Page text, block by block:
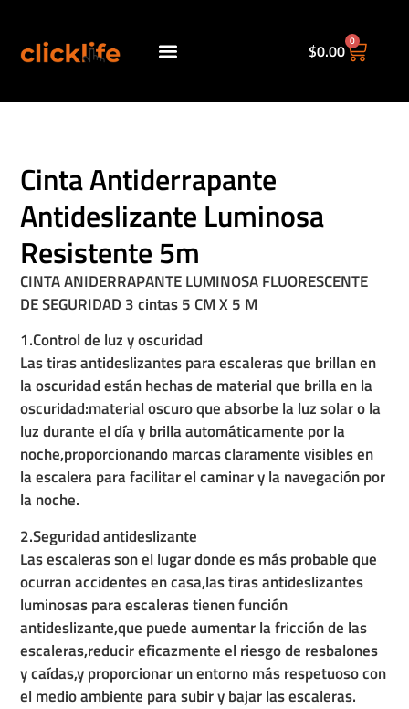
$0.00 0
Cinta Antiderrapante
Antideslizante Luminosa
Resistente 5m
CINTA ANIDERRAPANTE LUMINOSA FLUORESCENTE
DE SEGURIDAD 3 cintas 5 CM X 5 M
1.Control de luz y oscuridad
Las tiras antideslizantes para escaleras que brillan en
la oscuridad están hechas de material que brilla en la
oscuridad:material oscuro que absorbe la luz solar o la
luz durante el día y brilla automáticamente por la
noche,proporcionando marcas claramente visibles en
la escalera para facilitar el caminar y la navegación por
la noche.
2.Seguridad antideslizante
Las escaleras son el lugar donde es más probable que
ocurran accidentes en casa,las tiras antideslizantes
luminosas para escaleras tienen función
antideslizante,que puede aumentar la fricción de las
escaleras,reducir eficazmente el riesgo de resbalones
y caídas,y proporcionar un entorno más respetuoso con
el medio ambiente para subir y bajar las escaleras.